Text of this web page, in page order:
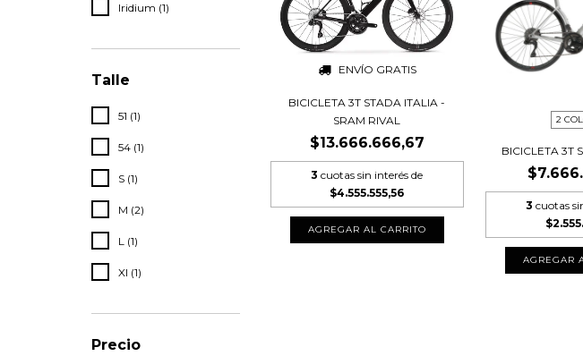
Iridium (1)
Talle
51 (1)
54 (1)
S (1)
M (2)
L (1)
Xl (1)
Precio
ENVÍO GRATIS
BICICLETA 3T STADA ITALIA -
SRAM RIVAL
$13.666.666,67
3 cuotas sin interés de
$4.555.555,56
AGREGAR AL CARRITO
2
BICICLETA 3T
3 cuotas
AGREGAR